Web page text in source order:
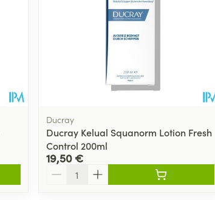
Ducray
Ducray Kelual Squanorm Lotion Fresh
Control 200ml
19,50 €
Quantité